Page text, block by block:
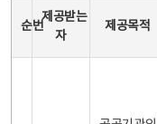
순번
제공받는
자
제공목적